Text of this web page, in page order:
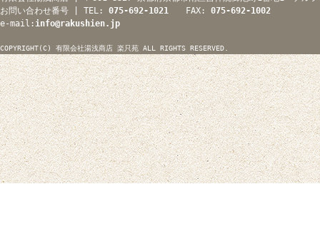
お問い合わせ番号 | TEL: 075-692-1021 FAX: 075-692-1002
e-mail: info@rakushien.jp
COPYRIGHT(C) 有限会社湯浅商店 楽只苑 ALL RIGHTS RESERVED.